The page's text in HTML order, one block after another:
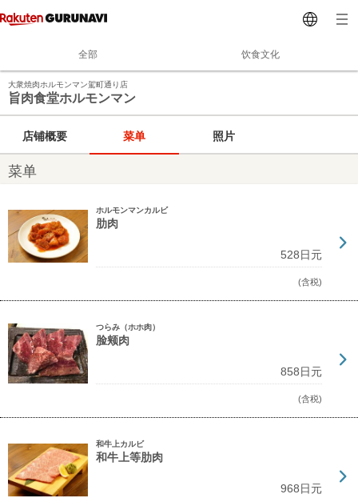
全部 饮食文化
大衆焼肉ホルモンマン駕町通り店
旨肉食堂ホルモンマン
店铺概要 菜单 照片
菜单
ホルモンマンカルビ
肋肉
528日元
(含税)
つらみ（ホホ肉）
脸颊肉
858日元
(含税)
和牛上カルビ
和牛上等肋肉
968日元